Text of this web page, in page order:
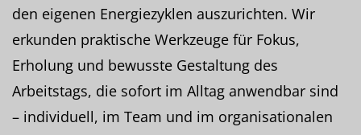
den eigenen Energiezyklen auszurichten. Wir
erkunden praktische Werkzeuge für Fokus,
Erholung und bewusste Gestaltung des
Arbeitstags, die sofort im Alltag anwendbar sind
– individuell, im Team und im organisationalen